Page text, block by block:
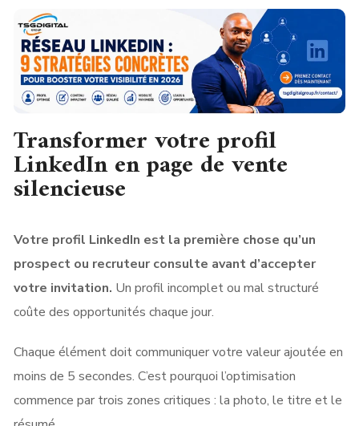
Transformer votre profil
LinkedIn en page de vente
silencieuse
Votre profil LinkedIn est la première chose qu’un
prospect ou recruteur consulte avant d’accepter
votre invitation. Un profil incomplet ou mal structuré
coûte des opportunités chaque jour.
Chaque élément doit communiquer votre valeur ajoutée en
moins de 5 secondes. C’est pourquoi l’optimisation
commence par trois zones critiques : la photo, le titre et le